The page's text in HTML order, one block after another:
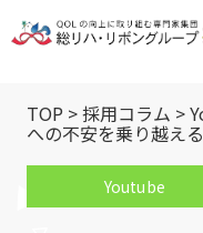
TOP >採用コラム >
への不安を乗り越え
Youtube